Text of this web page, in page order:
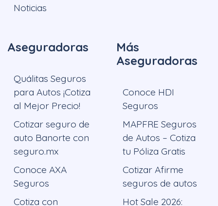
Noticias
Aseguradoras
Quálitas Seguros
para Autos ¡Cotiza
al Mejor Precio!
Cotizar seguro de
auto Banorte con
seguro.mx
Conoce AXA
Seguros
Cotiza con
Más
Aseguradoras
Conoce HDI
Seguros
MAPFRE Seguros
de Autos – Cotiza
tu Póliza Gratis
Cotizar Afirme
seguros de autos
Hot Sale 2026: